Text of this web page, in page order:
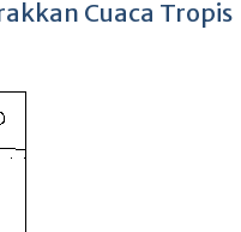
Cuaca Tropis